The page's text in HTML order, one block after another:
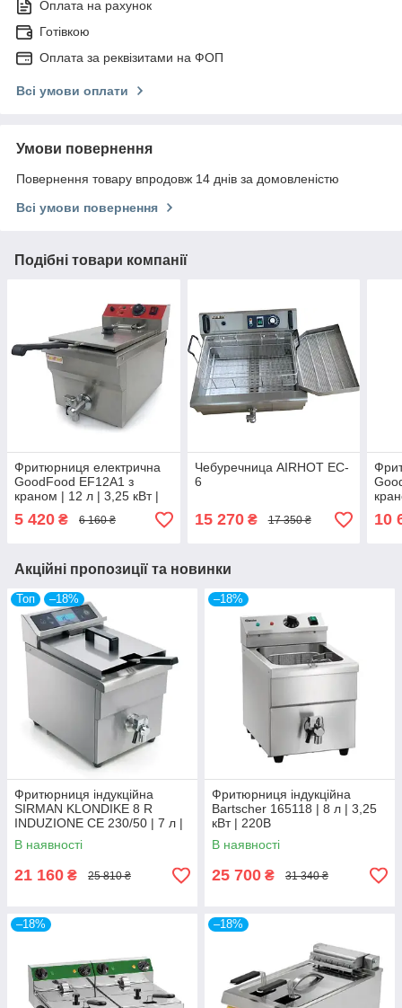
Оплата на рахунок
Готівкою
Оплата за реквізитами на ФОП
Всі умови оплати
Умови повернення
Повернення товару впродовж 14 днів за домовленістю
Всі умови повернення
Подібні товари компанії
Фритюрниця електрична
GoodFood EF12A1 з
краном | 12 л | 3,25 кВт |
220 В
5 420 ₴ 6 160 ₴
Чебуречница AIRHOT EC-
6
15 270₴ 17 350 ₴ 10
Акційні пропозиції та новинки
Топ –18%
Фритюрниця індукційна
SIRMAN KLONDIKE 8 R
INDUZIONE CE 230/50 | 7 л |
3,5 кВт | 220В
В наявності
21 160 ₴ 25 810 ₴
–18%
Фритюрниця індукційна
Bartscher 165118 | 8 л | 3,25
кВт | 220В
В наявності
25 700 ₴ 31 340 ₴
–18% –18%